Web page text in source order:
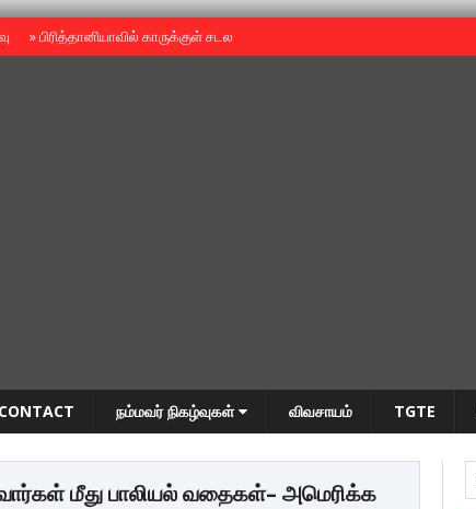
»பிரித்தானியாவில் காருக்குள் சடலம் -தமிழருடையதா ?
CONTACT நம்மவர் நிகழ்வுகள் விவசாயம் TGTE
மீது பாலியல் வதைகள்– அமெரிக்க